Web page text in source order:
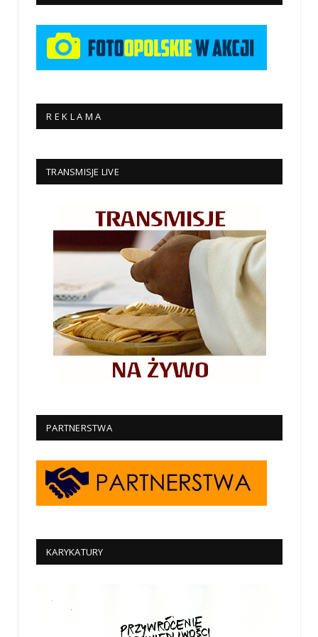
R E K L A M A
TRANSMISJE LIVE
PARTNERSTWA
KARYKATURY